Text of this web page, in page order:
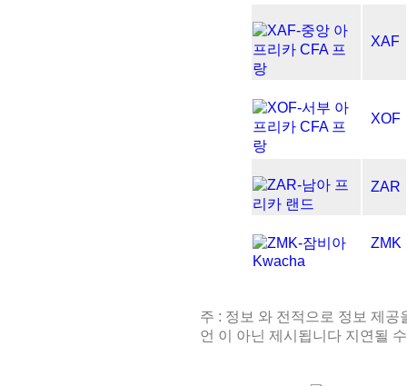
XAF
XOF
ZAR
ZMK
주 : 정보 와 전적으로 정보 제
언 이 아닌 제시됩니다 지연될